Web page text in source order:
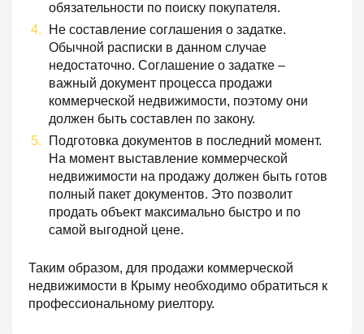
обязательности по поиску покупателя.
Не составление соглашения о задатке.
Обычной расписки в данном случае
недостаточно. Соглашение о задатке –
важный документ процесса продажи
коммерческой недвижимости, поэтому они
должен быть составлен по закону.
Подготовка документов в последний момент.
На момент выставление коммерческой
недвижимости на продажу должен быть готов
полный пакет документов. Это позволит
продать объект максимально быстро и по
самой выгодной цене.
Таким образом, для продажи коммерческой
недвижимости в Крыму необходимо обратиться к
профессиональному риелтору.